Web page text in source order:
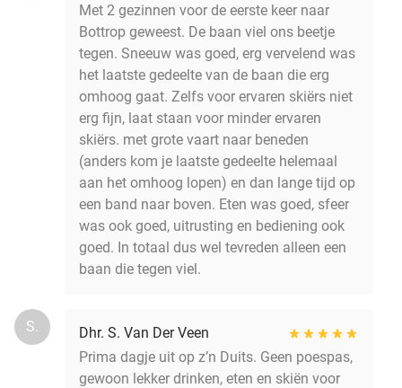
Met 2 gezinnen voor de eerste keer naar
Bottrop geweest. De baan viel ons beetje
tegen. Sneeuw was goed, erg vervelend was
het laatste gedeelte van de baan die erg
omhoog gaat. Zelfs voor ervaren skiërs niet
erg fijn, laat staan voor minder ervaren
skiërs. met grote vaart naar beneden
(anders kom je laatste gedeelte helemaal
aan het omhoog lopen) en dan lange tijd op
een band naar boven. Eten was goed, sfeer
was ook goed, uitrusting en bediening ook
goed. In totaal dus wel tevreden alleen een
baan die tegen viel.
S.
Dhr. S. Van Der Veen
Prima dagje uit op z’n Duits. Geen poespas,
gewoon lekker drinken, eten en skiën voor